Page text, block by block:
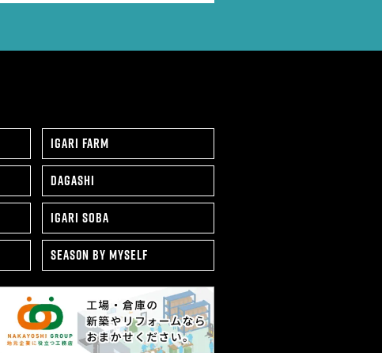
IGARI FARM
DAGASHI
IGARI SOBA
SEAS0N BY MYSELF